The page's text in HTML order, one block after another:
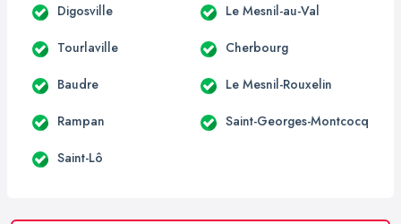
Digosville Le Mesnil-au-Val
Tourlaville Cherbourg
Baudre Le Mesnil-Rouxelin
Rampan Saint-Georges-Montcocq
Saint-Lô